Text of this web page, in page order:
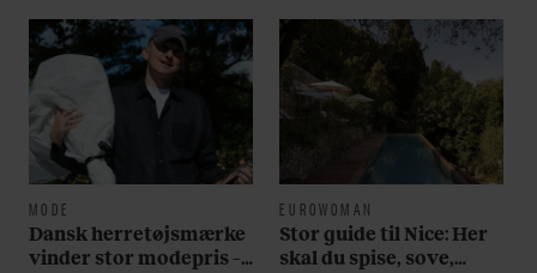
MODE
Dansk herretøjsmærke
vinder stor modepris –
EUROWOMAN
Stor guide til Nice: Her
skal du spise, sove,